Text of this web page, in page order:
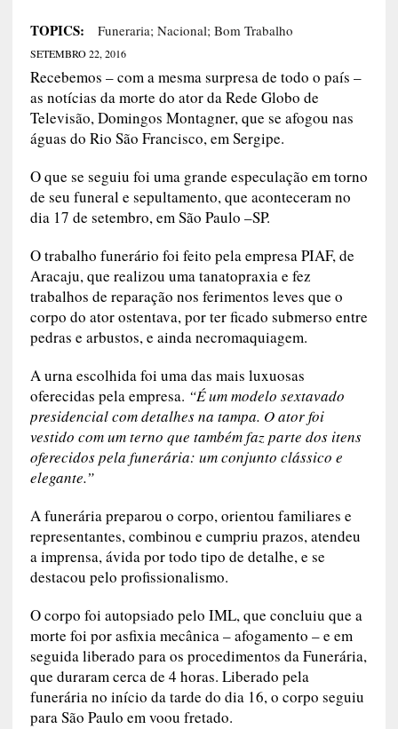
TOPICS: Funeraria; Nacional; Bom Trabalho
SETEMBRO 22, 2016
Recebemos – com a mesma surpresa de todo o país –
as notícias da morte do ator da Rede Globo de
Televisão, Domingos Montagner, que se afogou nas
águas do Rio São Francisco, em Sergipe.
O que se seguiu foi uma grande especulação em torno
de seu funeral e sepultamento, que aconteceram no
dia 17 de setembro, em São Paulo –SP.
O trabalho funerário foi feito pela empresaPIAF, de
Aracaju, que realizou uma tanatopraxia e fez
trabalhos de reparação nos ferimentos leves que o
corpo do ator ostentava, por ter ficado submerso entre
pedras e arbustos, e ainda necromaquiagem.
A urna escolhida foi uma das mais luxuosas
oferecidas pela empresa. “É um modelo sextavado
presidencial com detalhes na tampa. O ator foi
vestido com um terno que também faz parte dos itens
oferecidos pela funerária: um conjunto clássico e
elegante.”
A funerária preparou o corpo, orientou familiares e
representantes, combinou e cumpriu prazos, atendeu
a imprensa, ávida por todo tipo de detalhe, e se
destacou pelo profissionalismo.
O corpo foi autopsiado pelo IML, que concluiu que a
morte foi por asfixia mecânica – afogamento – e em
seguida liberado para os procedimentos da Funerária,
que duraram cerca de 4 horas. Liberado pela
funerária no início da tarde do dia 16, o corpo seguiu
para São Paulo em voou fretado.